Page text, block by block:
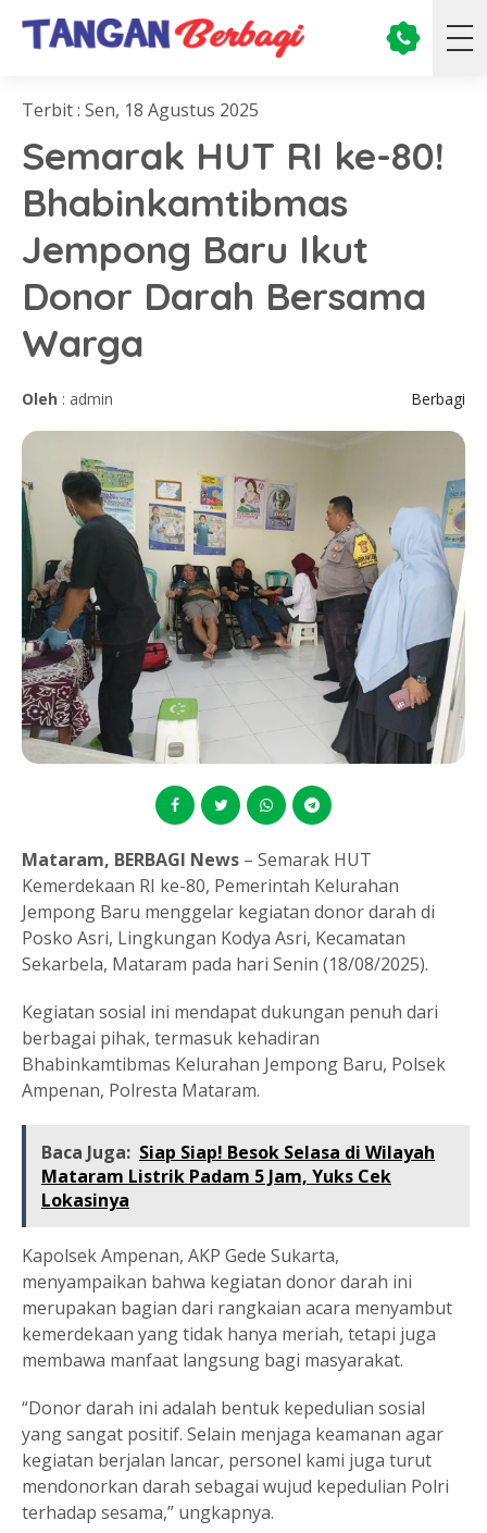
Terbit : Sen, 18 Agustus 2025
Semarak HUT RI ke-80!
Bhabinkamtibmas
Jempong Baru Ikut
Donor Darah Bersama
Warga
Oleh : admin Berbagi
Mataram, BERBAGI News – Semarak HUT
Kemerdekaan RI ke-80, Pemerintah Kelurahan
Jempong Baru menggelar kegiatan donor darah di
Posko Asri, Lingkungan Kodya Asri, Kecamatan
Sekarbela, Mataram pada hari Senin (18/08/2025).
Kegiatan sosial ini mendapat dukungan penuh dari
berbagai pihak, termasuk kehadiran
Bhabinkamtibmas Kelurahan Jempong Baru, Polsek
Ampenan, Polresta Mataram.
Baca Juga: Siap Siap! Besok Selasa di Wilayah
Mataram Listrik Padam 5 Jam, Yuks Cek
Lokasinya
Kapolsek Ampenan, AKP Gede Sukarta,
menyampaikan bahwa kegiatan donor darah ini
merupakan bagian dari rangkaian acara menyambut
kemerdekaan yang tidak hanya meriah, tetapi juga
membawa manfaat langsung bagi masyarakat.
“Donor darah ini adalah bentuk kepedulian sosial
yang sangat positif. Selain menjaga keamanan agar
kegiatan berjalan lancar, personel kami juga turut
mendonorkan darah sebagai wujud kepedulian Polri
terhadap sesama,” ungkapnya.